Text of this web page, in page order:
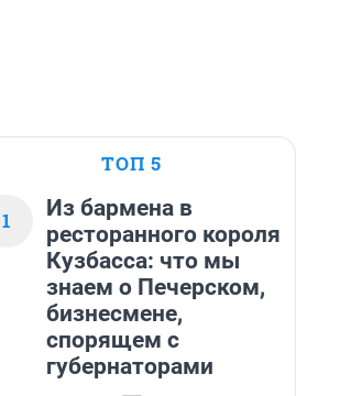
ТОП 5
1
Из бармена в
ресторанного короля
Кузбасса: что мы
знаем о Печерском,
бизнесмене,
спорящем с
губернаторами